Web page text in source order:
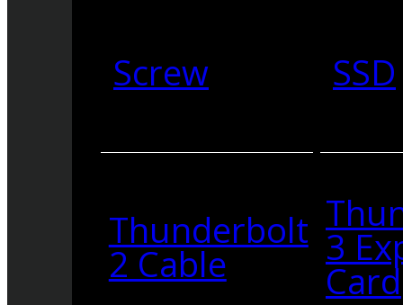
Screw SSD
Thunderbolt
2 Cable 3
Card